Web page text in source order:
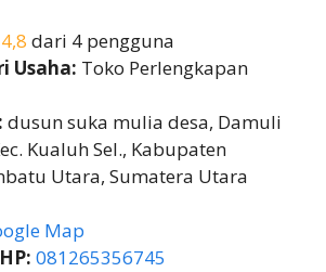
4,8 dari 4 pengguna
Usaha: Toko Perlengkapan
dusun suka mulia desa, Damuli
Kualuh Sel., Kabupaten
Utara, Sumatera Utara
Map
081265356745